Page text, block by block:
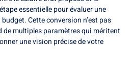
essentielle pour évaluer une
Cette conversion n’est pas
multiples paramètres qui méritent
une vision précise de votre